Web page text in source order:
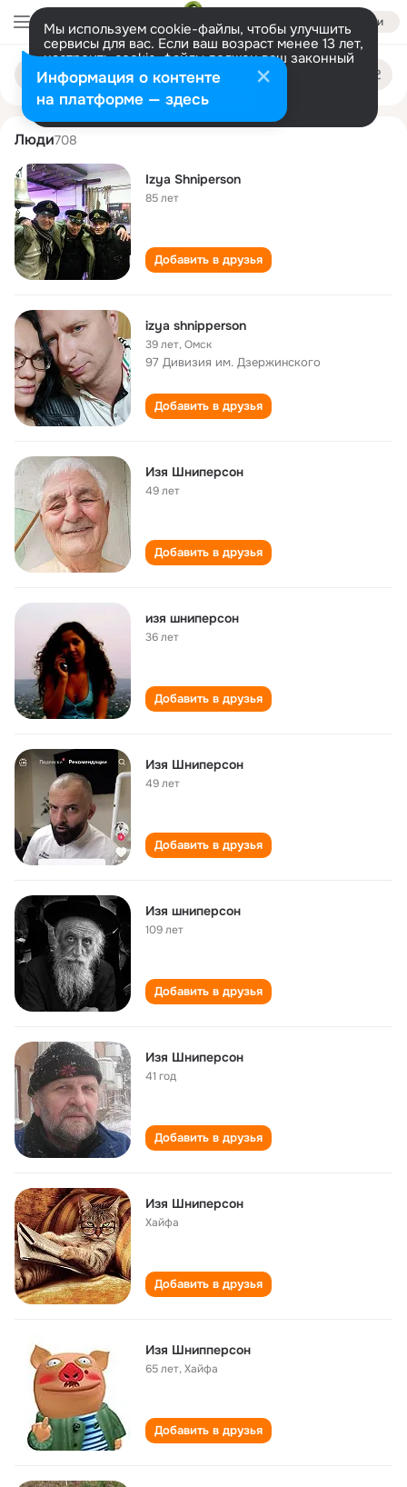
Войти
Мы используем cookie-файлы, чтобы улучшить
сервисы для вас. Если ваш возраст менее 13 лет,
настроить cookie-файлы должен ваш законный
представитель. Больше информации
Разрешить все Настроить
Поиск
людям
izya shniperson
Люди708
Izya Shniperson
85 лет
Добавить в друзья
izya shnipperson
39 лет,Омск
97 Дивизия им. Дзержинского
Добавить в друзья
Изя Шниперсон
49 лет
Добавить в друзья
изя шниперсон
36 лет
Добавить в друзья
Изя Шниперсон
49 лет
Добавить в друзья
Изя шниперсон
109 лет
Добавить в друзья
Изя Шниперсон
41 год
Добавить в друзья
Изя Шниперсон
Хайфа
Добавить в друзья
Изя Шнипперсон
65 лет,Хайфа
Добавить в друзья
Информация о контенте
на платформе — здесь